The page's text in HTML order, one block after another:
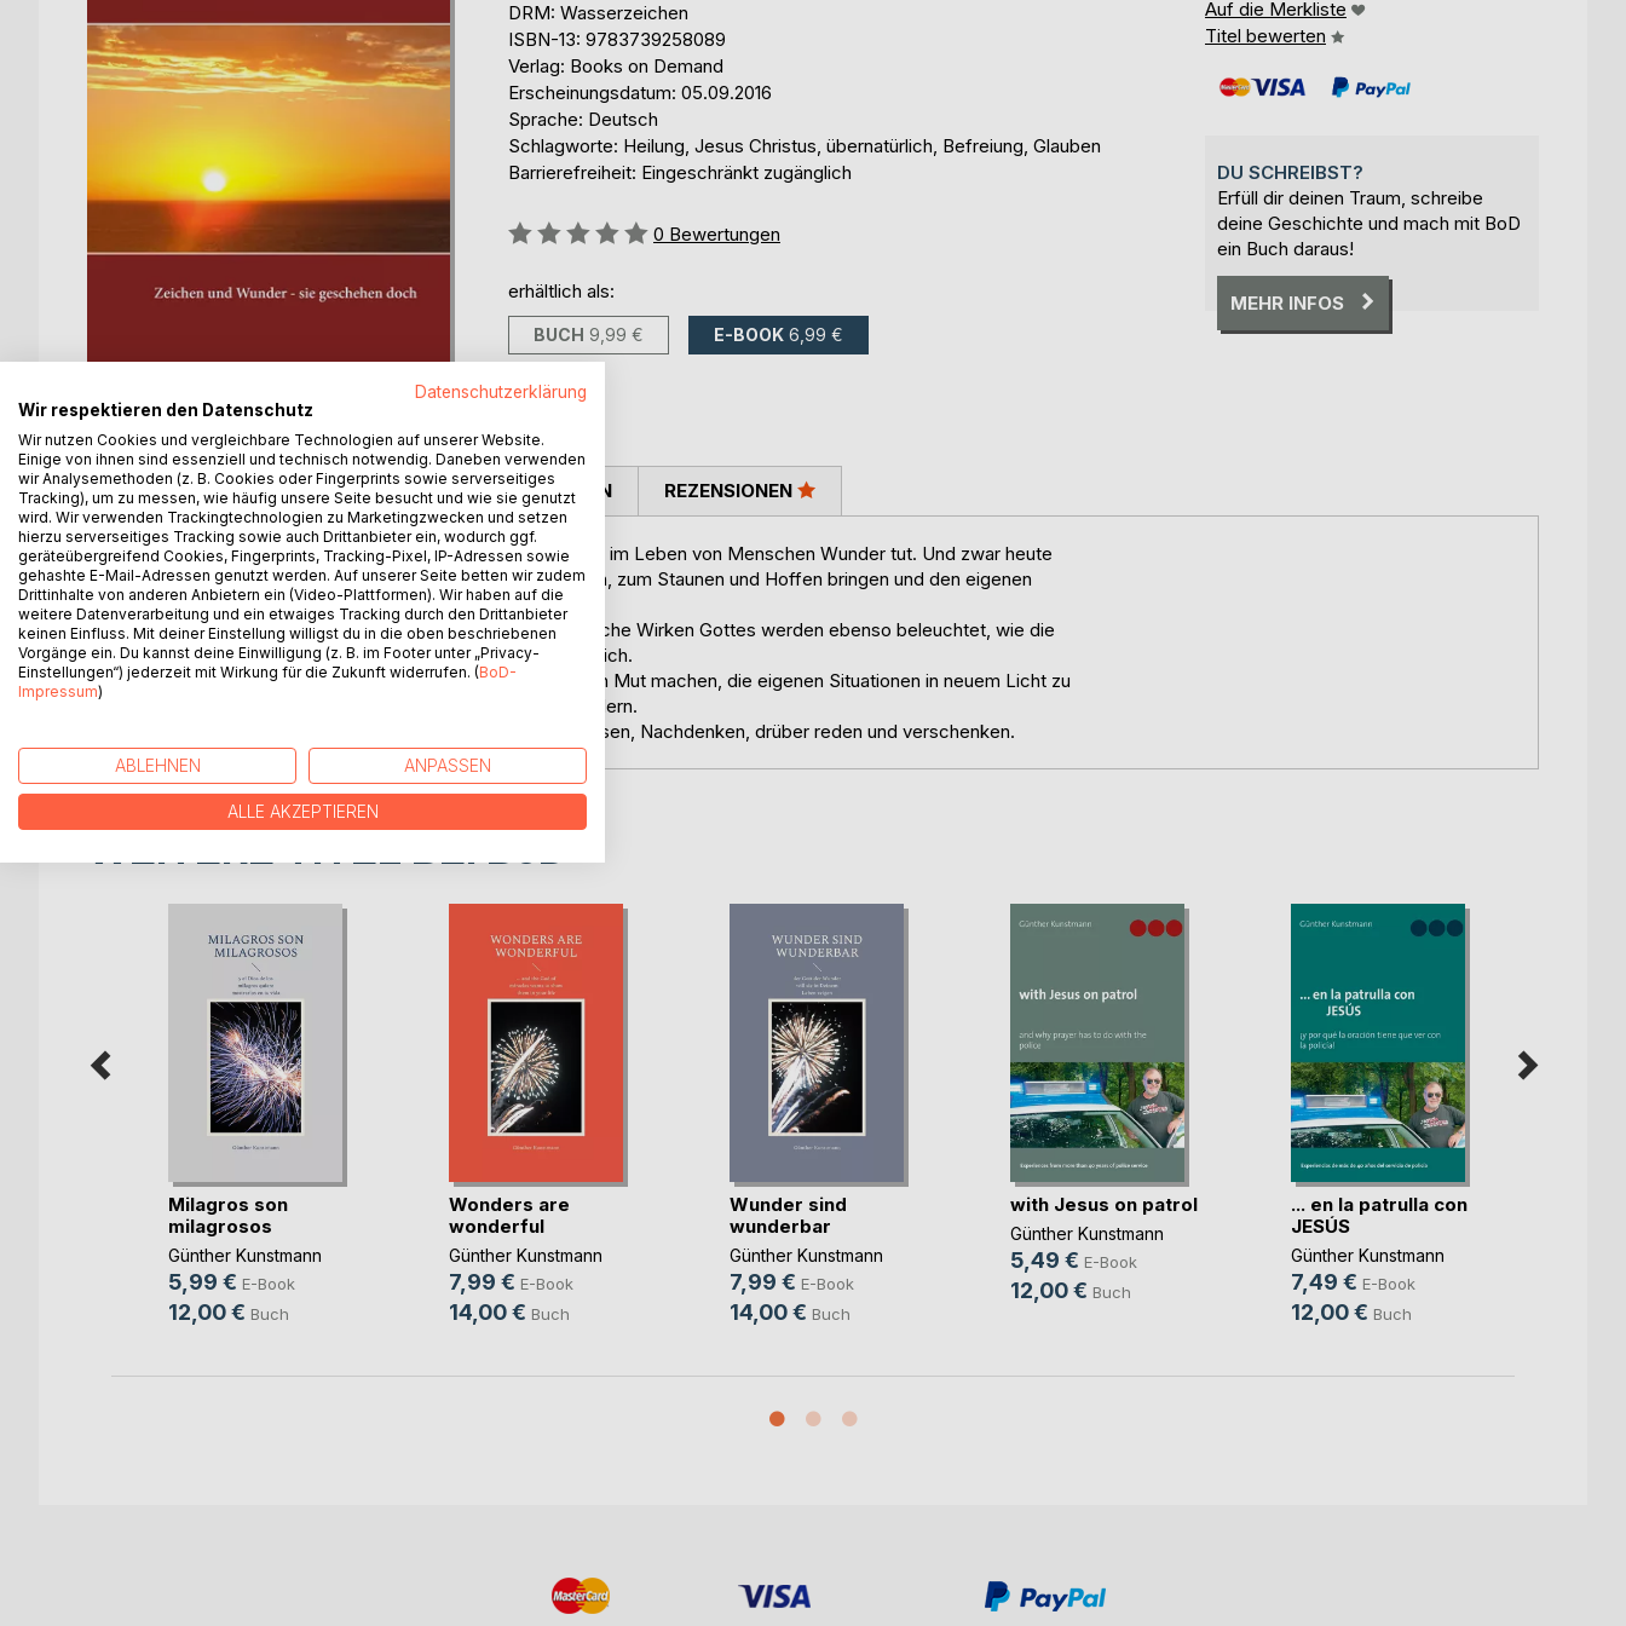
DRM: Wasserzeichen
ISBN-13: 9783739258089
Verlag: Books on Demand
Erscheinungsdatum: 05.09.2016
Sprache: Deutsch
Schlagworte: Heilung, Jesus Christus, übernatürlich, Befreiung, Glauben
Barrierefreiheit: Eingeschränkt zugänglich
Bewertung::
0 Bewertungen
erhältlich als:
BUCH 9,99 € E-BOOK 6,99 €
Auf die Merkliste
Titel bewerten
DU SCHREIBST?
Erfüll dir deinen Traum, schreibe
deine Geschichte und mach mit BoD
ein Buch daraus!
MEHR INFOS
BESCHREIBUNG
Dieses Buch beschreibt in verständlicher Form, wie Jesus im Leben von Menschen Wunder tut. Und zwar heute
noch. Erstaunliche Berichte, die begeistern und motivieren, zum Staunen und Hoffen bringen und den eigenen
Glauben an Jesus neu entfachen.
Fragen, Argumente, Hinderungsgründe für das übernatürliche Wirken Gottes werden ebenso beleuchtet, wie die
einfache Erkenntnis und Aussage: Jesus ist nichts unmöglich.
Persönliche Erlebnisse und Lebensveränderungen werden Mut machen, die eigenen Situationen in neuem Licht zu
sehen und sie in der Kraft Jesu anzupacken und zu verändern.
Ein spannendes Motivations- und Tatsachenbuch zum Lesen, Nachdenken, drüber reden und verschenken.
AUTOR/IN PRESSESTIMMEN REZENSIONEN
Milagros son
milagrosos
Günther Kunstmann
5,99 € E-Book
12,00 € Buch
Wonders are
wonderful
Günther Kunstmann
7,99 € E-Book
14,00 € Buch
Wunder sind
wunderbar
Günther Kunstmann
7,99 € E-Book
14,00 € Buch
with Jesus on patrol
Günther Kunstmann
5,49 € E-Book
12,00 € Buch
... en la patrulla con
JESÚS
Günther Kunstmann
7,49 € E-Book
12,00 € Buch
Datenschutzerklärung
Wir respektieren den Datenschutz
Wir nutzen Cookies und vergleichbare Technologien auf unserer Website.
Einige von ihnen sind essenziell und technisch notwendig. Daneben verwenden
wir Analysemethoden (z. B. Cookies oder Fingerprints sowie serverseitiges
Tracking), um zu messen, wie häufig unsere Seite besucht und wie sie genutzt
wird. Wir verwenden Trackingtechnologien zu Marketingzwecken und setzen
hierzu serverseitiges Tracking sowie auch Drittanbieter ein, wodurch ggf.
geräteübergreifend Cookies, Fingerprints, Tracking-Pixel, IP-Adressen sowie
gehashte E-Mail-Adressen genutzt werden. Auf unserer Seite betten wir zudem
Drittinhalte von anderen Anbietern ein (Video-Plattformen). Wir haben auf die
weitere Datenverarbeitung und ein etwaiges Tracking durch den Drittanbieter
keinen Einfluss. Mit deiner Einstellung willigst du in die oben beschriebenen
Vorgänge ein. Du kannst deine Einwilligung (z. B. im Footer unter „Privacy-
Einstellungen“) jederzeit mit Wirkung für die Zukunft widerrufen. (BoD-
Impressum)
ABLEHNEN ANPASSEN
ALLE AKZEPTIEREN